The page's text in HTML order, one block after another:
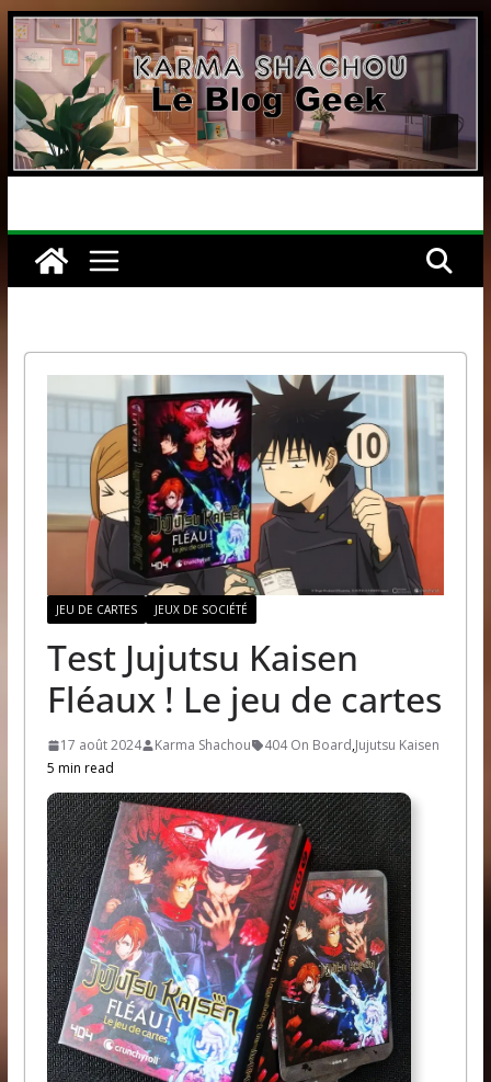
Passer
au
contenu
JEU DE CARTES JEUX DE SOCIÉTÉ
Test Jujutsu Kaisen
Fléaux ! Le jeu de cartes
17 août 2024 Karma Shachou 404 On Board,Jujutsu Kaisen
5 min read